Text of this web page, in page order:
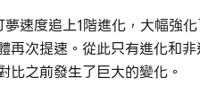
速度追上1階進化，大幅強
再次提速。從此只有進化和
比之前發生了巨大的變化。